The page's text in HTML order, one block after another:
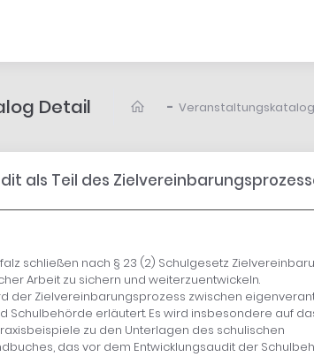
Detail - Veranstaltungskatalog
als Teil des
schließen nach § 23 (2) Schulgesetz
Arbeit zu sichern und weiterzuentwickeln.
der Zielvereinbarungsprozess zwischen
Schulbehörde erläutert. Es wird insbesondere auf
zu den Unterlagen des schulischen
das vor dem Entwicklungsaudit der